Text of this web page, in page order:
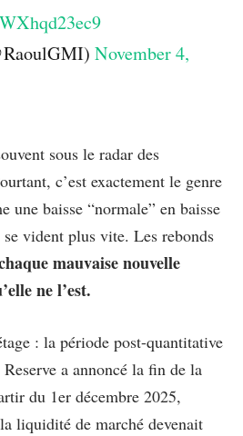
November 4,
sous le radar des
c’est exactement le genre
une baisse “normale” en baisse
vident plus vite. Les rebonds
mauvaise nouvelle
ne l’est.
: la période post-quantitative
a annoncé la fin de la
du 1er décembre 2025,
liquidité de marché devenait